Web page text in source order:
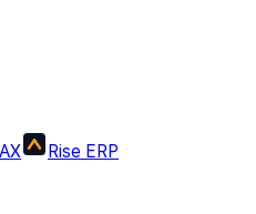
Rise ERP